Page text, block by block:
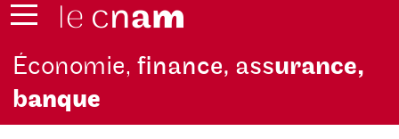
Économie,finance, assurance,
banque